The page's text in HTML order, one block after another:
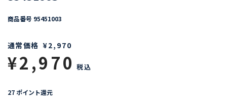
商品番号 95451003
通常価格 ¥2,970
¥2,970 税込
27 ポイント還元